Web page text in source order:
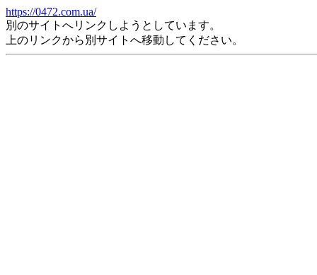
https://0472.com.ua/
別のサイトへリンクしようとしています。
上のリンクから別サイトへ移動してください。